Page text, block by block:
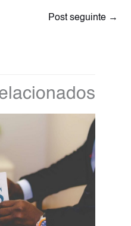
Post seguinte →